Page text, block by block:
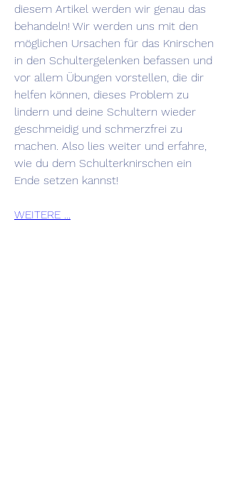
diesem Artikel werden wir genau das
behandeln! Wir werden uns mit den
möglichen Ursachen für das Knirschen
in den Schultergelenken befassen und
vor allem Übungen vorstellen, die dir
helfen können, dieses Problem zu
lindern und deine Schultern wieder
geschmeidig und schmerzfrei zu
machen. Also lies weiter und erfahre,
wie du dem Schulterknirschen ein
Ende setzen kannst!
WEITERE ...